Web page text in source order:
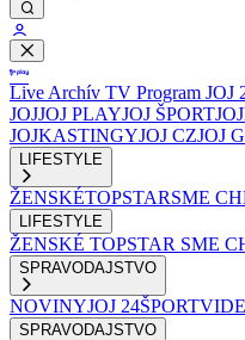
Live Archív TV Program JOJ
JOJJOJ PLAYJOJ ŠPORT
JOJKASTINGYJOJ CZJOJ
LIFESTYLE
ŽENSKÉTOPSTARSME
LIFESTYLE
ŽENSKÉ TOPSTAR SME
SPRAVODAJSTVO
NOVINYJOJ 24ŠPORT
SPRAVODAJSTVO